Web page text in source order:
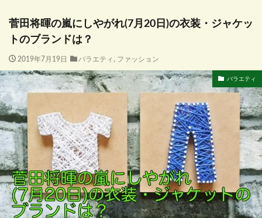
菅田将暉の嵐にしやがれ(7月20日)の衣装・ジャケッ
トのブランドは？
2019年7月19日 バラエティ , ファッション
バラエティ